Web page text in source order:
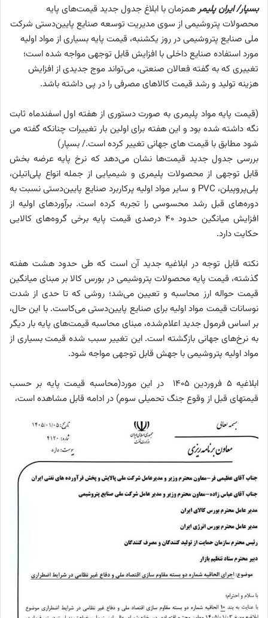
بسپار/ ایران پلیمرهمزمان با ابلاغ جدول جدید قیمت‌های پایه
محصولات پتروشیمی از سوی مدیریت توسعه صنایع پایین‌دستی شرکت
ملی صنایع پتروشیمی در روز یکشنبه، قیمت پایه بسیاری از مواد اولیه
مورد استفاده صنایع داخلی با افزایش قابل توجهی مواجه شده است؛
تغییری که به گفته فعالان صنعتی، می‌تواند موج جدیدی از افزایش
هزینه تولید و رشد قیمت کالاهای مصرفی را در پی داشته باشد.
(قیمت پایه مواد پلیمری به صورت دستوری از هفته اول اسفندماه ثابت
نگه داشته شده بود و این هفته برای اولین بار تغییرات چنانکه گفته می
شود مطابق با قیمت های جهانی تغییر کرده است./ بسپار)
بررسی جدول جدید قیمت‌ها نشان می‌دهد که نرخ پایه عرضه بخش
قابل توجهی از محصولات پلیمری و شیمیایی از جمله انواع پلی‌اتیلن،
پلی‌پروپیلن، PVC و سایر مواد اولیه پرکاربرد صنایع پایین‌دستی نسبت به
دوره‌های قبل رشد محسوسی را تجربه کرده است. برآوردهای اولیه از
افزایش میانگین حدود 40 درصدی قیمت پایه برخی گروه‌های کالایی
حکایت دارد.
نکته قابل توجه در ابلاغیه جدید آن است که طی حدود هشت هفته
گذشته، قیمت پایه محصولات پتروشیمی در بورس کالا بر مبنای میانگین
قیمت حواله ارز محاسبه و تعیین می‌شد؛ روشی که تا حدی از شدت
نوسانات قیمت مواد اولیه برای صنایع پایین‌دستی می‌کاست. با این حال،
بر اساس فرمول جدید اعلام‌شده، مبنای محاسبه قیمت‌های پایه بار دیگر
به نرخ‌های جهانی بازگشته است. این تغییر سبب شده قیمت بسیاری از
مواد اولیه پتروشیمی با جهش قابل توجهی مواجه شود.
ابلاغیه 5 فروردین 1405 در این مورد(محاسبه قیمت پایه بر حسب
قیمتهای قبل از وقوع جنگ تحمیلی سوم) در ادامه قابل مشاهده است،